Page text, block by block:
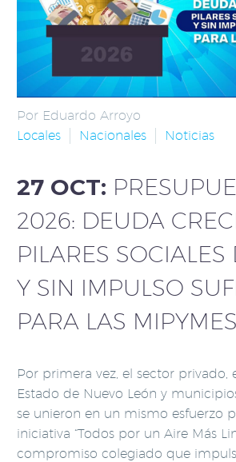
Por Eduardo Arroyo
Locales
Nacionales Noticias
27 OCT:
2026: DEUDA
PILARES SOCIALES
Y SIN IMPULSO
PARA LAS MIPYMES
Por primera vez, el sector privado,
Estado de Nuevo León y
se unieron en un mismo esfuerzo
iniciativa “Todos por un Aire Más
compromiso colegiado que